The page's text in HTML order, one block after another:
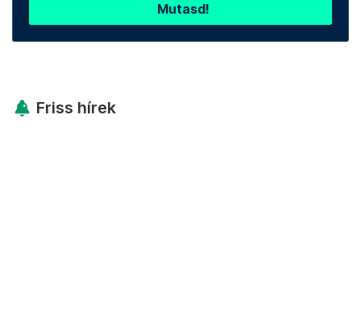
Mutasd!
Friss hírek